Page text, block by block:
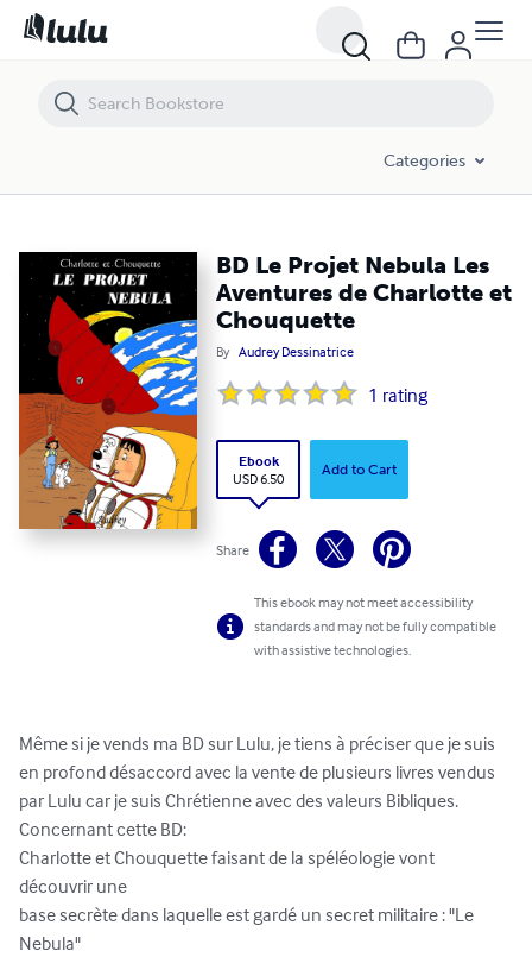
Categories
BD Le Projet Nebula Les
Aventures de Charlotte et
Chouquette
By Audrey Dessinatrice
1 rating
Ebook
USD 6.50
Add to Cart
Share
This ebook may not meet accessibility
standards and may not be fully compatible
with assistive technologies.
Même si je vends ma BD sur Lulu, je tiens à préciser que je suis
en profond désaccord avec la vente de plusieurs livres vendus
par Lulu car je suis Chrétienne avec des valeurs Bibliques.
Concernant cette BD:
Charlotte et Chouquette faisant de la spéléologie vont
découvrir une
base secrète dans laquelle est gardé un secret militaire : "Le
Nebula"
BD Le Projet Nebula Les Aventures de Charlotte et Chouquette